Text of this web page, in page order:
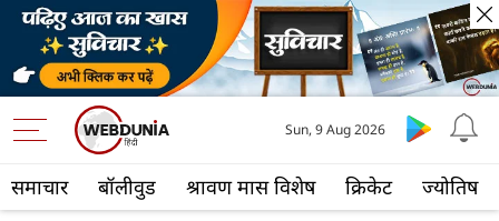
समाचार बॉलीवुड श्रावण मास विशेष क्रिकेट ज्योतिष
Sun, 9 Aug 2026